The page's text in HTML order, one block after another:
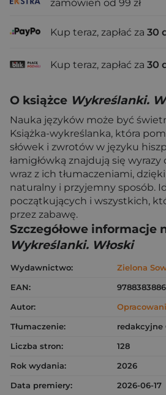
zamówień od 99 zł
Kup teraz, zapłać za 30
Kup teraz, zapłać za 30
O książce Wykreślanki.
Nauka języków może być
Książka-wykreślanka, która
słówek i zwrotów w języku
łamigłówką znajdują się
wraz z ich tłumaczeniami,
naturalny i przyjemny sposób.
początkujących i wszystkich,
przez zabawę.
Szczegółowe informacje
Wykreślanki. Włoski
Wydawnictwo:
Zielona
EAN:
Autor:
Tłumaczenie:
redakcyjne
Liczba stron:
128
Rok wydania:
2026
Data premiery:
2026-06-17